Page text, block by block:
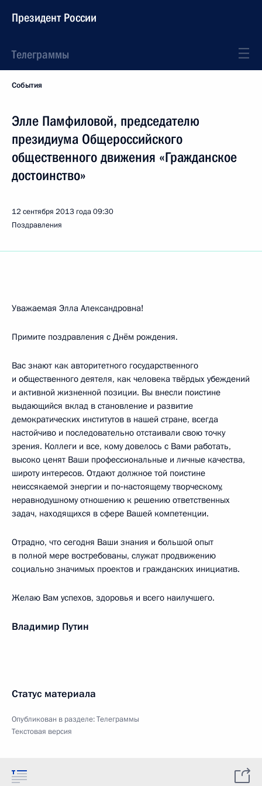
Президент России
Телеграммы
События
Элле Памфиловой, председателю
президиума Общероссийского
общественного движения «Гражданское
достоинство»
12 сентября 2013 года09:30
Поздравления
Уважаемая Элла Александровна!
Примите поздравления с Днём рождения.
Вас знают как авторитетного государственного
и общественного деятеля, как человека твёрдых убеждений
и активной жизненной позиции. Вы внесли поистине
выдающийся вклад в становление и развитие
демократических институтов в нашей стране, всегда
настойчиво и последовательно отстаивали свою точку
зрения. Коллеги и все, кому довелось с Вами работать,
высоко ценят Ваши профессиональные и личные качества,
широту интересов. Отдают должное той поистине
неиссякаемой энергии и по‑настоящему творческому,
неравнодушному отношению к решению ответственных
задач, находящихся в сфере Вашей компетенции.
Отрадно, что сегодня Ваши знания и большой опыт
в полной мере востребованы, служат продвижению
социально значимых проектов и гражданских инициатив.
Желаю Вам успехов, здоровья и всего наилучшего.
Владимир Путин
Статус материала
Опубликован в разделе:Телеграммы
Текстовая версия